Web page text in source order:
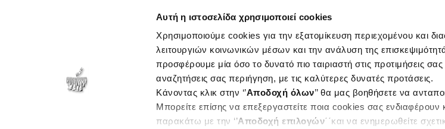
Αυτή η ιστοσελίδα χρησιμοποιεί cookies
Χρησιμοποιούμε cookies για την εξατομίκευση περιεχομένου και
λειτουργιών κοινωνικών μέσων και την ανάλυση της
προσφέρουμε μία όσο το δυνατό πιο ταιριαστή στις προτιμήσεις
αναζητήσεις σας περιήγηση, με τις καλύτερες δυνατές προτάσεις.
Κάνοντας κλικ στην ‘’Αποδοχή όλων’’ θα μας βοηθήσετε να
Μπορείτε επίσης να επεξεργαστείτε ποια cookies σας ενδιαφέρουν
παρακάτω με την ‘’Αποδοχή επιλογών΄΄και να ενημερωθείτε